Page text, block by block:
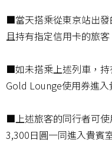
■當天搭乘從東京站出發
且持有指定信用卡的旅客
■如未搭乘上述列車，
Gold Lounge使用券進入
■上述旅客的同行者可
3,300日圓一同進入貴賓